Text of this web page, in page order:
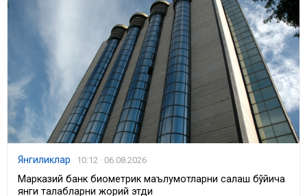
Янгиликлар 10:12 · 06.08.2026
Марказий банк биометрик маълумотларни сақлаш бўйича
янги талабларни жорий этди